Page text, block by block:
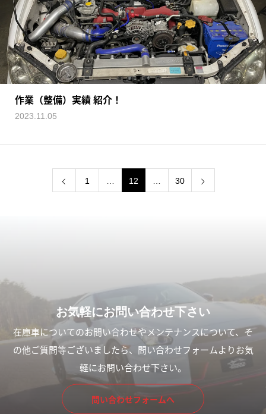
作業（整備）実績 紹介！
2023.11.05
1 12 30
お気軽にお問い合わせ下さい
在庫車についてのお問い合わせやメンテナンスについて、そ
の他ご質問等ございましたら、問い合わせフォームよりお気
軽にお問い合わせ下さい。
問い合わせフォームへ